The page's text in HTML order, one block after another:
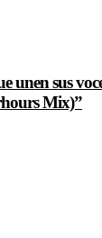
unen sus
Mix)”